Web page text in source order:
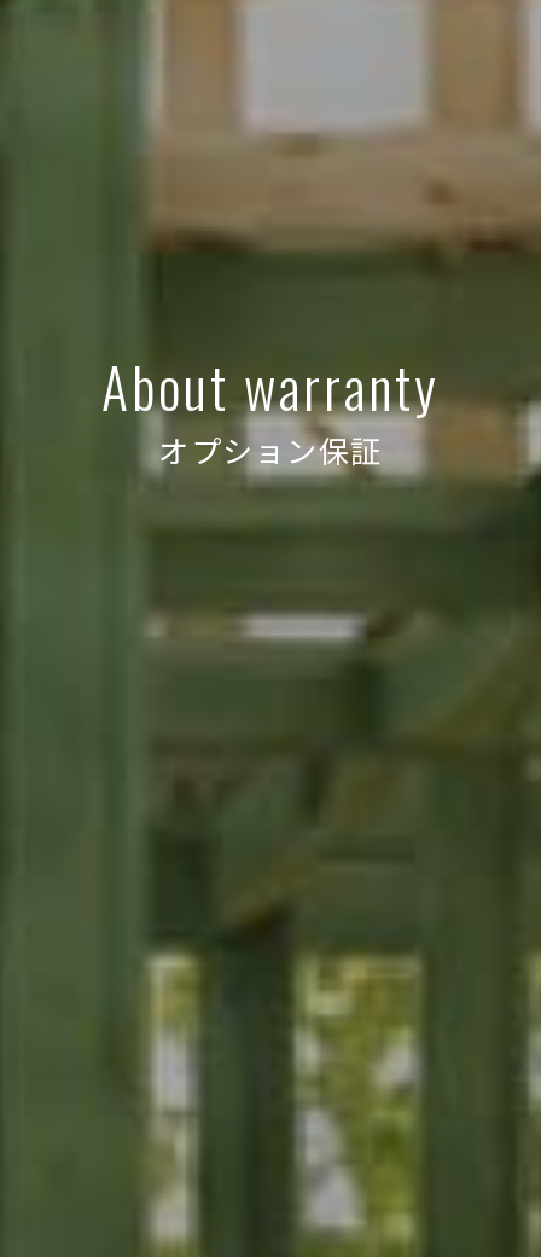
About warranty
オプション保証